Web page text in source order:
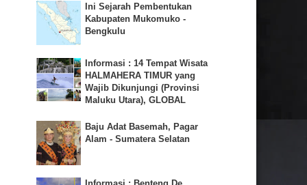
Ini Sejarah Pembentukan
Kabupaten Mukomuko -
Bengkulu
Informasi : 14 Tempat Wisata
HALMAHERA TIMUR yang
Wajib Dikunjungi (Provinsi
Maluku Utara), GLOBAL
Baju Adat Basemah, Pagar
Alam - Sumatera Selatan